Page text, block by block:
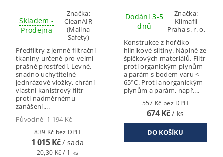
Skladem -
Prodejna
Značka:
CleanAIR
(Malina
Safety)
Předfiltry z jemné filtrační
tkaniny určené pro velmi
prašné prostředí. Levné,
snadno uchytitelné
jednrázové vložky, chrání
vlastní kanistrový filtr
proti nadměrnému
zanášení....
Původně: 1 194 Kč
839 Kč bez DPH
1 015 Kč/ sada
20,30 Kč / 1 ks
Dodání 3-5
dnů
Značka:
Klimafil
Praha s. r. o.
Konstrukce z hořčíko-
hliníkové slitiny. Náplně ze
špičkových materiálů. Filtr
proti organickým plynům
a parám s bodem varu <
65°C. Proti anorganickým
plynům a parám, např....
557 Kč bez DPH
674 Kč/ ks